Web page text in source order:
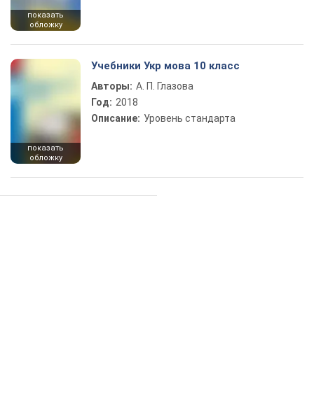
показать
обложку
показать
обложку
Учебники Укр мова 10 класс
Авторы: А. П. Глазова
Год: 2018
Описание: Уровень стандарта